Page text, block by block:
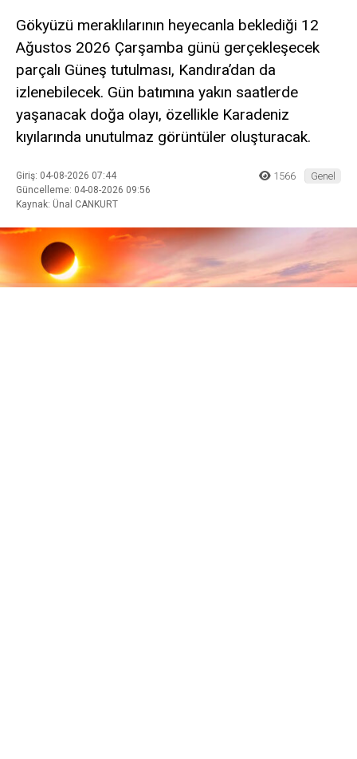
Gökyüzü meraklılarının heyecanla beklediği 12
Ağustos 2026 Çarşamba günü gerçekleşecek
parçalı Güneş tutulması, Kandıra’dan da
izlenebilecek. Gün batımına yakın saatlerde
yaşanacak doğa olayı, özellikle Karadeniz
kıyılarında unutulmaz görüntüler oluşturacak.
Giriş: 04-08-2026 07:44
Güncelleme: 04-08-2026 09:56
Kaynak: Ünal CANKURT
1566 Genel